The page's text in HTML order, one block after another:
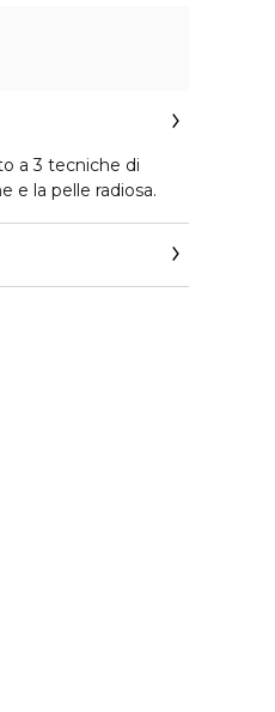
a 3 tecniche di
e la pelle radiosa.